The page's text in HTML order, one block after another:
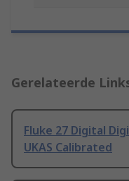
Gerelateerde
Fluke 27 Digital
UKAS Calibrated